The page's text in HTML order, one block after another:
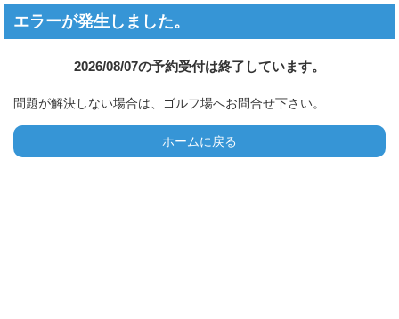
エラーが発生しました。
2026/08/07の予約受付は終了しています。
問題が解決しない場合は、ゴルフ場へお問合せ下さい。
ホームに戻る